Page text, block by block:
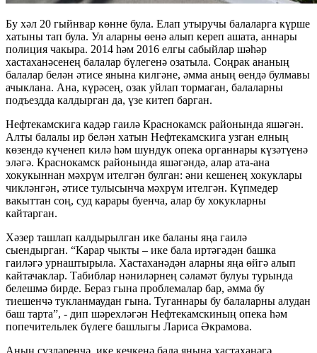
Бу хәл 20 гыйнвар көнне була. Елап утыручы балаларга күрше
хатыны тап була. Ул аларны өенә алып кереп ашата, аннары
полиция чакыра. 2014 һәм 2016 елгы сабыйлар шәһәр
хастаханәсенең балалар бүлегенә озатыла. Соңрак ананың
балалар белән әтисе янына килгәне, әмма аның өендә булмавы
ачыклана. Ана, күрәсең, озак уйлап тормаган, балаларны
подъездда калдырган да, үзе китеп барган.
Нефтекамскига кадәр гаилә Краснокамск районында яшәгән.
Алты балалы ир белән хатын Нефтекамскига узган елның
көзендә күченеп килә һәм шундук опека органнары күзәтүенә
эләгә. Краснокамск районында яшәгәндә, алар ата-ана
хокукыннан мәхрүм ителгән булган: әни кешенең хокуклары
чикләнгән, әтисе тулысынча мәхрүм ителгән. Күпмедер
вакыттан соң, суд карары буенча, алар бу хокукларны
кайтарган.
Хәзер ташлап калдырылган ике баланы яңа гаилә
сыендырган. “Карар чыкты – ике бала иртәгәдән башка
гаиләгә урнаштырыла. Хастаханәдән аларны яңа өйгә алып
кайтачаклар. Табиблар нәниләрнең сәламәт булуы турында
белешмә бирде. Бераз гына проблемалар бар, әмма бу
тиешенчә тукланмаудан гына. Туганнары бу балаларны алудан
баш тарта”, - дип шәрехләгән Нефтекамскиның опека һәм
попечительлек бүлеге башлыгы Лариса Әкрамова.
Аның сүзләренчә, ике кечкенә бала янына хастаханәгә